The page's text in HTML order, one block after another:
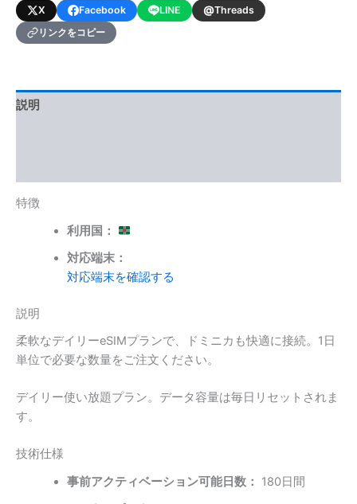
題・
高
速
上
限
X
Facebook LINE @Threads
リンクをコピー
説明
特徴
利用国：
対応端末：
対応端末を確認する
説明
柔軟なデイリーeSIMプランで、ドミニカも快適に接続。1日
単位で必要な数量をご注文ください。
デイリー使い放題プラン。データ容量は毎日リセットされま
す。
技術仕様
事前アクティベーション可能日数：
180日間